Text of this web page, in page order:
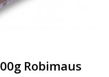
Robimaus